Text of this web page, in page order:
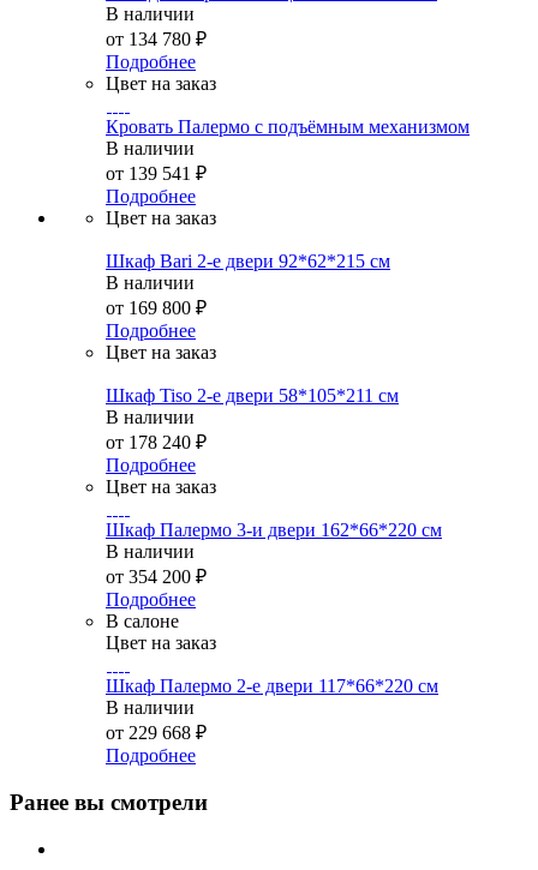
В наличии
от 134 780 ₽
Подробнее
Цвет на заказ
Кровать Палермо с подъёмным механизмом
В наличии
от 139 541 ₽
Подробнее
Цвет на заказ
Шкаф Bari 2-е двери 92*62*215 см
В наличии
от 169 800 ₽
Подробнее
Цвет на заказ
Шкаф Tiso 2-е двери 58*105*211 см
В наличии
от 178 240 ₽
Подробнее
Цвет на заказ
Шкаф Палермо 3-и двери 162*66*220 см
В наличии
от 354 200 ₽
Подробнее
В салоне
Цвет на заказ
Шкаф Палермо 2-е двери 117*66*220 см
В наличии
от 229 668 ₽
Подробнее
Ранее вы смотрели